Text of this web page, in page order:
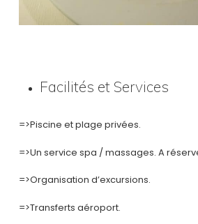
Facilités et Services
=>Piscine et plage privées.
=>Un service spa / massages. A
=>Organisation d’excursions.
=>Transferts aéroport.